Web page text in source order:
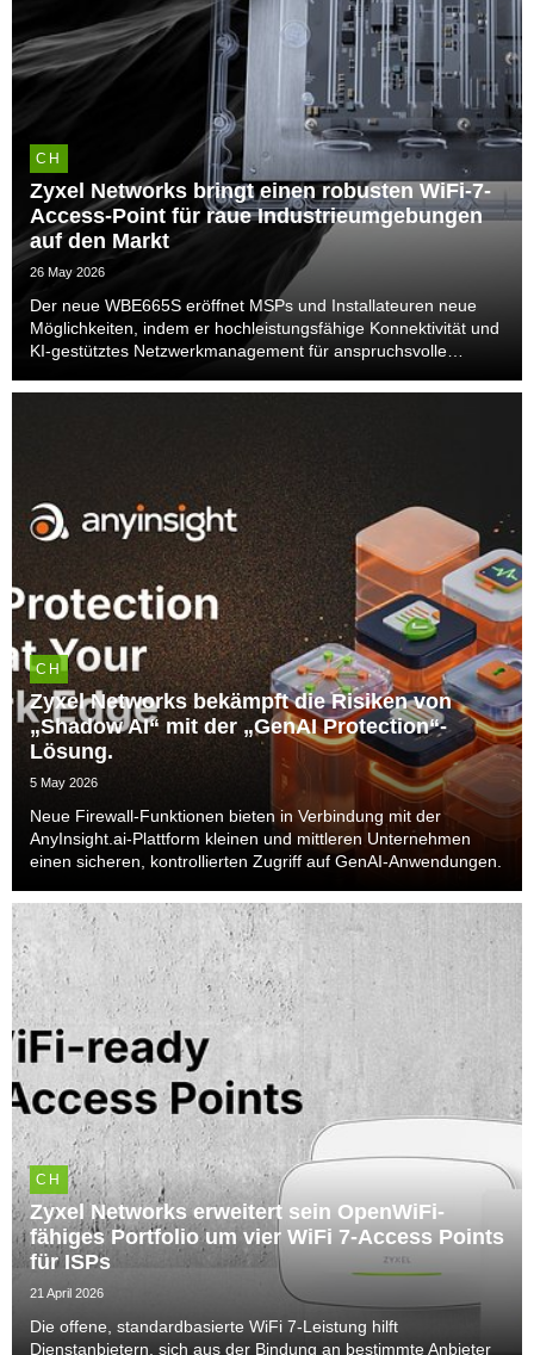
CH
Zyxel Networks bringt einen robusten WiFi-7-
Access-Point für raue Industrieumgebungen
auf den Markt
26 May 2026
Der neue WBE665S eröffnet MSPs und Installateuren neue
Möglichkeiten, indem er hochleistungsfähige Konnektivität und
KI-gestütztes Netzwerkmanagement für anspruchsvolle
CH
Zyxel Networks bekämpft die Risiken von
„Shadow AI“ mit der „GenAI Protection“-
Lösung.
5 May 2026
Neue Firewall-Funktionen bieten in Verbindung mit der
AnyInsight.ai-Plattform kleinen und mittleren Unternehmen
einen sicheren, kontrollierten Zugriff auf GenAI-Anwendungen.
CH
Zyxel Networks erweitert sein OpenWiFi-
fähiges Portfolio um vier WiFi 7-Access Points
für ISPs
21 April 2026
Die offene, standardbasierte WiFi 7-Leistung hilft
Dienstanbietern, sich aus der Bindung an bestimmte Anbieter